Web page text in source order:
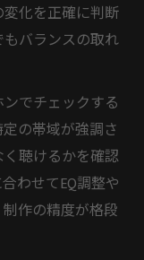
化を正確に判断
バランスの取れ
でチェックする
の帯域が強調さ
聴けるかを確認
わせてEQ調整や
作の精度が格段